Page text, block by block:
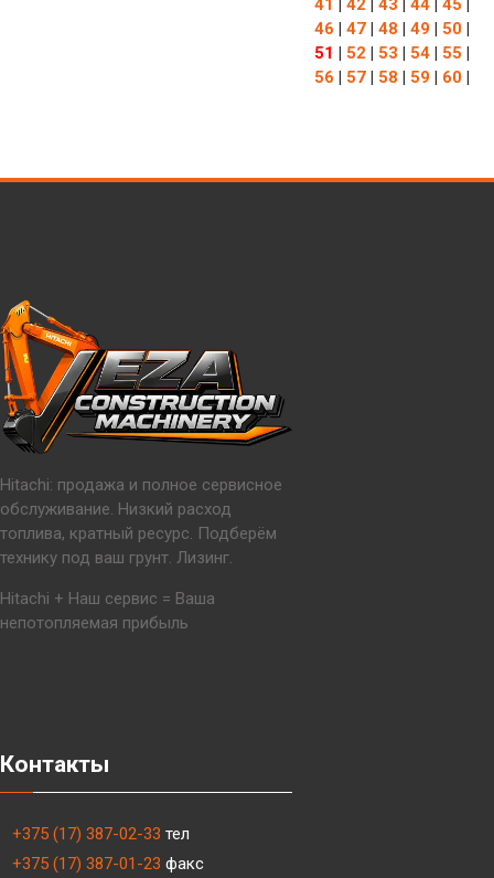
41 | 42 | 43 | 44 | 45 |
46 | 47 | 48 | 49 | 50 |
51 | 52 | 53 | 54 | 55 |
56 | 57 | 58 | 59 | 60 |
Hitachi: продажа и полное сервисное
обслуживание. Низкий расход
топлива, кратный ресурс. Подберём
технику под ваш грунт. Лизинг.
Hitachi + Наш сервис = Ваша
непотопляемая прибыль
Контакты
+375 (17) 387-02-33 тел
+375 (17) 387-01-23 факс